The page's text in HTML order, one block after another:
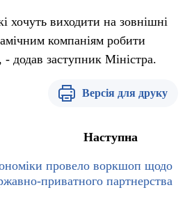
хочуть виходити на зовнішні
компаніям робити
додав заступник Міністра.
Версія для друку
Наступна
провело воркшоп щодо
приватного партнерства